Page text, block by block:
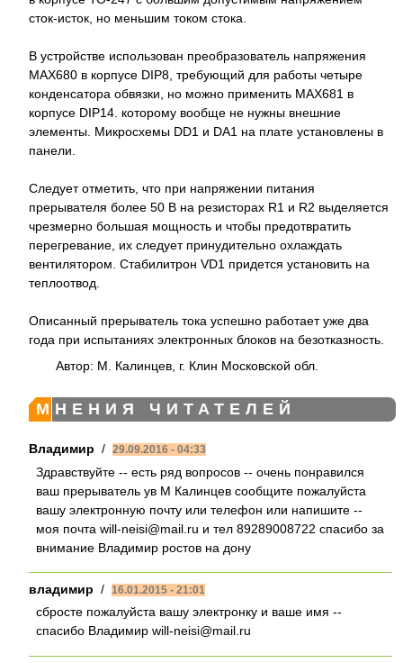
сток-исток, но меньшим током стока.
В устройстве использован преобразователь напряжения
МАХ680 в корпусе DIP8, требующий для работы четыре
конденсатора обвязки, но можно применить МАХ681 в
корпусе DIP14. которому вообще не нужны внешние
элементы. Микросхемы DD1 и DA1 на плате установлены в
панели.
Следует отметить, что при напряжении питания
прерывателя более 50 В на резисторах R1 и R2 выделяется
чрезмерно большая мощность и чтобы предотвратить
перегревание, их следует принудительно охлаждать
вентилятором. Стабилитрон VD1 придется установить на
теплоотвод.
Описанный прерыватель тока успешно работает уже два
года при испытаниях электронных блоков на безотказность.
Автор: М. Калинцев, г. Клин Московской обл.
МНЕНИЯ ЧИТАТЕЛЕЙ
Владимир / 29.09.2016 - 04:33
Здравствуйте -- есть ряд вопросов -- очень понравился
ваш прерыватель ув М Калинцев сообщите пожалуйста
вашу электронную почту или телефон или напишите --
моя почта will-neisi@mail.ru и тел 89289008722 спасибо за
внимание Владимир ростов на дону
владимир / 16.01.2015 - 21:01
сбросте пожалуйста вашу электронку и ваше имя --
спасибо Владимир will-neisi@mail.ru